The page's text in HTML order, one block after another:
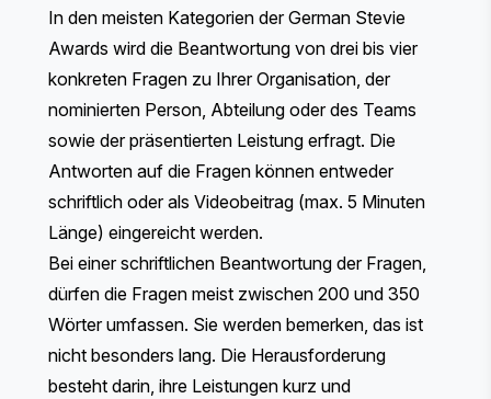
In den meisten Kategorien der German Stevie
Awards wird die Beantwortung von drei bis vier
konkreten Fragen zu Ihrer Organisation, der
nominierten Person, Abteilung oder des Teams
sowie der präsentierten Leistung erfragt. Die
Antworten auf die Fragen können entweder
schriftlich oder als Videobeitrag (max. 5 Minuten
Länge) eingereicht werden.
Bei einer schriftlichen Beantwortung der Fragen,
dürfen die Fragen meist zwischen 200 und 350
Wörter umfassen. Sie werden bemerken, das ist
nicht besonders lang. Die Herausforderung
besteht darin, ihre Leistungen kurz und